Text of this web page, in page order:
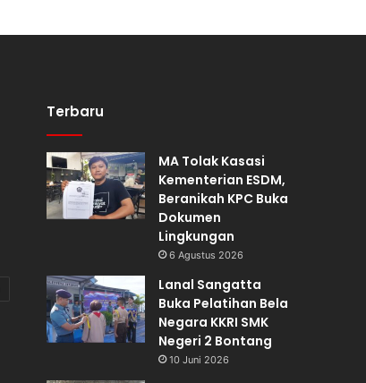
Terbaru
MA Tolak Kasasi
Kementerian ESDM,
Beranikah KPC Buka
Dokumen
Lingkungan
6 Agustus 2026
Lanal Sangatta
Buka Pelatihan Bela
Negara KKRI SMK
Negeri 2 Bontang
10 Juni 2026